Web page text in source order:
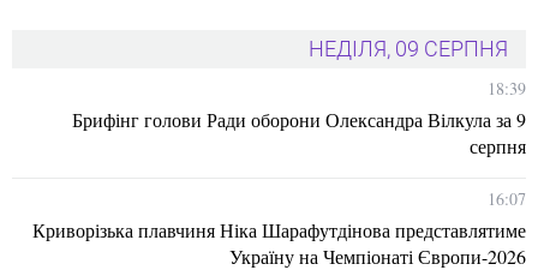
НЕДІЛЯ, 09 СЕРПНЯ
18:39
Брифінг голови Ради оборони Олександра Вілкула за 9
серпня
16:07
Криворізька плавчиня Ніка Шарафутдінова представлятиме
Україну на Чемпіонаті Європи-2026